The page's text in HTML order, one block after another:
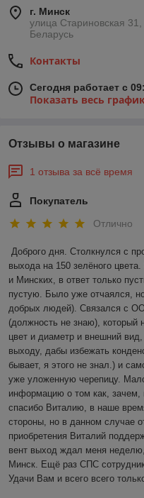
г. Минск
улица Стариновская
Беларусь
Контакты
Сегодня работает с
Показать весь
Отзывы о магазине
1 отзыва за всё время
Покупатель
Отлично
Доброго дня. Столкнулся с
выхода на 150 зелёного
и Минских, в ответ только
пустую. Было уже отчаялся,
добрых людей). Связался с
(должность не знаю),
цвет и диаметр и внешний
выходу, дабы избежать
бывает, я этого не знал.) и
уже уложенную черепицу.
информацию о том как,
спасибо Виталию, в наше
стороны, но в данном случае
приобретения Виталий
вент выход ждал меня
Минск. Ещё раз СПС
Удачи Вам и всего всего